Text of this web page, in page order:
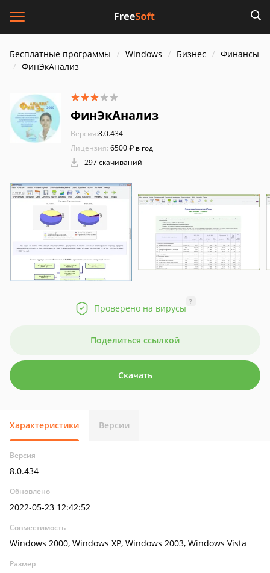
Бесплатные программы Windows Бизнес
Финансы
ФинЭкАнализ
ФинЭкАнализ
Версия:8.0.434
Лицензия: 6500 ₽ в год
297 скачиваний
Проверено на вирусы
?
Поделиться ссылкой
Скачать
Характеристики Версии
Версия
8.0.434
Обновлено
2022-05-23 12:42:52
Совместимость
Windows 2000, Windows XP, Windows 2003, Windows Vista
Размер